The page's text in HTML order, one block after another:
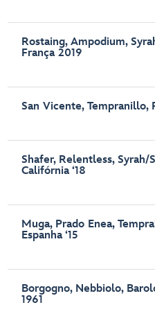
Rostaing, Ampodium,
França 2019
San Vicente, Tempranillo,
Shafer, Relentless, Syrah/
Califórnia ‘18
Muga, Prado Enea,
Espanha ‘15
Borgogno, Nebbiolo,
1961